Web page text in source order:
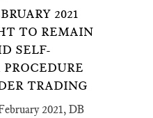
2021
TO REMAIN
SELF-
TRADING
2021, DB